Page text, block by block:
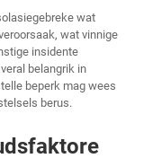
wat
wat vinnige
insidente
belangrik in
beperk mag wees
berus.